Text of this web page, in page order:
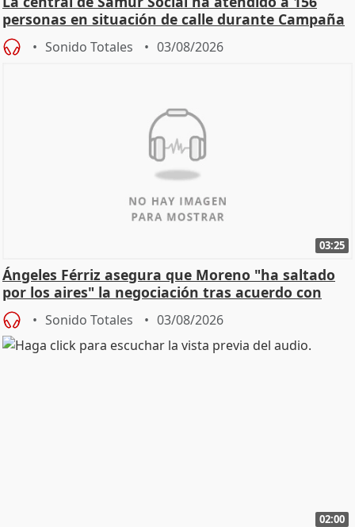
personas en situación de calle durante Campaña
de Calor
Sonido Totales 03/08/2026
03:25
Ángeles Férriz asegura que Moreno "ha saltado
por los aires" la negociación tras acuerdo con
SMA
Sonido Totales 03/08/2026
02:00